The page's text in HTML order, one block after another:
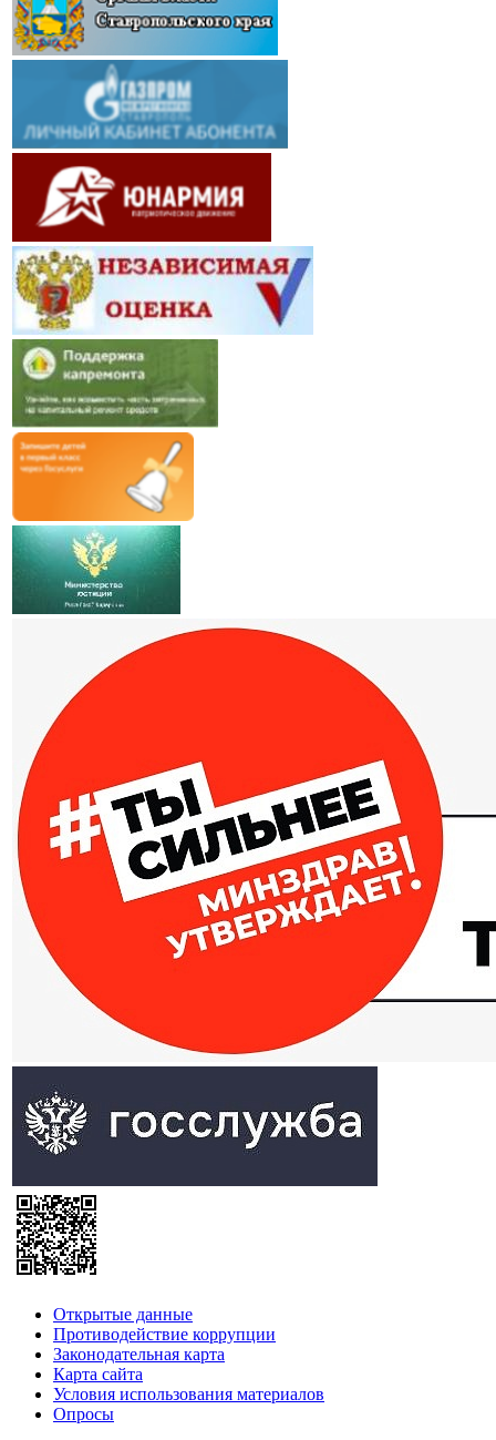
Открытые данные
Противодействие коррупции
Законодательная карта
Карта сайта
Условия использования материалов
Опросы